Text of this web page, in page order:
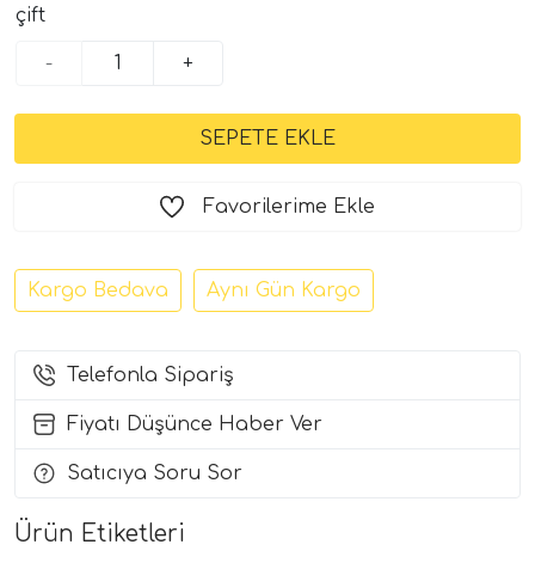
Modelleri
Setleri)
Performans)
çift
- +
Favorilerime Ekle
Kargo Bedava Aynı Gün Kargo
Telefonla Sipariş
Fiyatı Düşünce Haber Ver
Satıcıya Soru Sor
Ürün Etiketleri